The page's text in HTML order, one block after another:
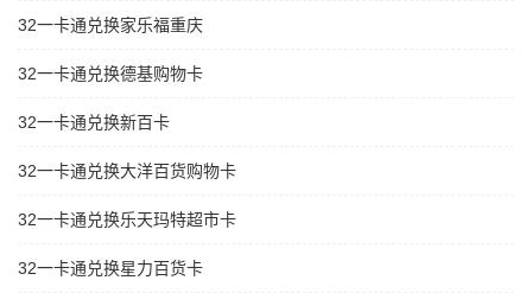
32一卡通兑换家乐福重庆
32一卡通兑换德基购物卡
32一卡通兑换新百卡
32一卡通兑换大洋百货购物卡
32一卡通兑换乐天玛特超市卡
32一卡通兑换星力百货卡